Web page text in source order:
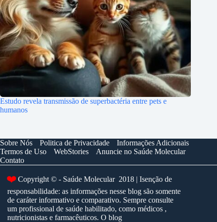
Estudo revela transmissão de superbactéria entre pets e
humanos
Sobre Nós Politica de Privacidade
Informações Adicionais
Termos de Uso
WebStories
Anuncie no Saúde Molecular
Contato
❤️ Copyright © - Saúde Molecular 2018 | Isenção de
responsabilidade: as informações nesse blog são somente
de caráter informativo e comparativo. Sempre consulte
um profissional de saúde habilitado, como médicos ,
nutricionistas e farmacêuticos. O blog